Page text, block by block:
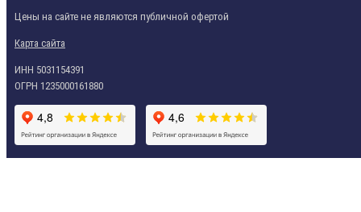
Цены на сайте не являются публичной офертой
Карта сайта
ИНН 5031154391
ОГРН 1235000161880